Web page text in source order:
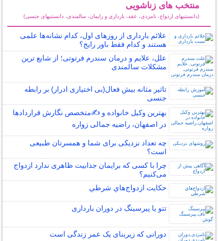
منتخب های زناشویی
(دانستنیهای ازدواج، نامزدی، عقد، بارداری و زایمان، سالمندی، دانستنیهای جنسی)
علائم بارداری از روزهای اول، کدام نشانه‌ها علمی
هستند و کدام فقط باور رایج؟
علل، علایم و درمان سندرم فرتوتی؛ از شایع ترین
مشکلات سالمندی
تاثیر مثانه بیش فعال(بی اختیاری ادرار) بر رابطه
جنسی
بهترین وکیل خانواده و ✍️متخصص نگارش قراردادها
در اصفهان، راضیه جمالی زواره
چه تعداد نزدیکی برای شما و همسرتان طبیعی
است؟
چرا با کسی که برایمان جذابیت ظاهری ندارد ازدواج
می‌کنیم؟
حكايت ازدواج‌هاي شرطي
تتو یا پیرسینگ در دوران بارداری
دورانی که زیربنای یک عمر زندگی‌ است